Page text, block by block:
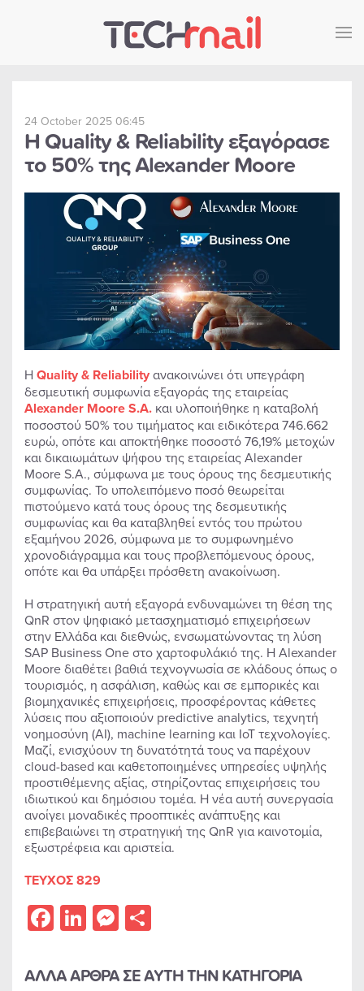
Skip to main content
24 October 2025 06:45
Η Quality & Reliability εξαγόρασε
το 50% της Alexander Moore
ΗQuality& Reliabilityανακοινώνει ότι υπεγράφη
δεσμευτική συμφωνία εξαγοράς της εταιρείας
Alexander MooreS.A. και υλοποιήθηκε η καταβολή
ποσοστού 50% του τιμήματος και ειδικότερα 746.662
ευρώ, οπότε και αποκτήθηκε ποσοστό 76,19% μετοχών
και δικαιωμάτων ψήφου της εταιρείας Alexander
Moore S.A., σύμφωνα με τους όρους της δεσμευτικής
συμφωνίας. Το υπολειπόμενο ποσό θεωρείται
πιστούμενο κατά τους όρους της δεσμευτικής
συμφωνίας και θα καταβληθεί εντός του πρώτου
εξαμήνου 2026, σύμφωνα με το συμφωνημένο
χρονοδιάγραμμα και τους προβλεπόμενους όρους,
οπότε και θα υπάρξει πρόσθετη ανακοίνωση.
Η στρατηγική αυτή εξαγορά ενδυναμώνει τη θέση της
QnR στον ψηφιακό μετασχηματισμό επιχειρήσεων
στην Ελλάδα και διεθνώς, ενσωματώνοντας τη λύση
SAP Business One στο χαρτοφυλάκιό της. Η Alexander
Moore διαθέτει βαθιά τεχνογνωσία σε κλάδους όπως ο
τουρισμός, η ασφάλιση, καθώς και σε εμπορικές και
βιομηχανικές επιχειρήσεις, προσφέροντας κάθετες
λύσεις που αξιοποιούν predictive analytics, τεχνητή
νοημοσύνη (AI), machine learning και IoT τεχνολογίες.
Μαζί, ενισχύουν τη δυνατότητά τους να παρέχουν
cloud-based και καθετοποιημένες υπηρεσίες υψηλής
προστιθέμενης αξίας, στηρίζοντας επιχειρήσεις του
ιδιωτικού και δημόσιου τομέα. Η νέα αυτή συνεργασία
ανοίγει μοναδικές προοπτικές ανάπτυξης και
επιβεβαιώνει τη στρατηγική της QnR για καινοτομία,
εξωστρέφεια και αριστεία.
ΤΕΥΧΟΣ 829
Facebook
LinkedIn
Messenger
ΑΛΛΑ ΑΡΘΡΑ ΣΕ ΑΥΤΗ ΤΗΝ ΚΑΤΗΓΟΡΙΑ